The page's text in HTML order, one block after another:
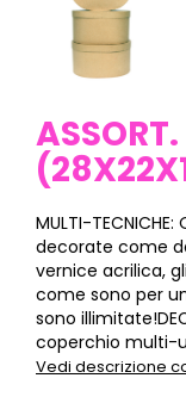
MULTI-
decorate come
vernice acrilica,
come sono per
sono
coperchio multi-
Vedi descrizione